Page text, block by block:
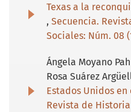
Texas a la
, Secuencia.
Sociales: Núm. 08
Ángela Moyano
Rosa Suárez
Estados Unidos en
Revista de